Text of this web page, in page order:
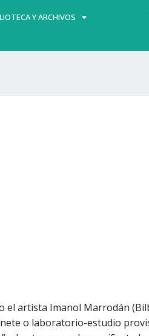
Y ARCHIVOS
el artista Imanol Marrodán
o laboratorio-estudio